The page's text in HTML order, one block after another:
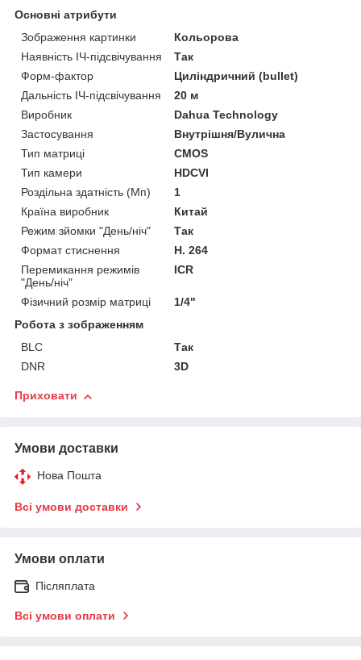
Основні атрибути
Зображення картинки
Кольорова
Наявність ІЧ-підсвічування
Так
Форм-фактор
Циліндричний (bullet)
Дальність ІЧ-підсвічування
20 м
Виробник
Dahua Technology
Застосування
Внутрішня/Вулична
Тип матриці
CMOS
Тип камери
HDCVI
Роздільна здатність (Мп)
1
Країна виробник
Китай
Режим зйомки "День/ніч"
Так
Формат стиснення
H. 264
Перемикання режимів
"День/ніч"
ICR
Фізичний розмір матриці
1/4"
Робота з зображенням
BLC
Так
DNR
3D
Приховати
Умови доставки
Нова Пошта
Всі умови доставки
Умови оплати
Післяплата
Всі умови оплати